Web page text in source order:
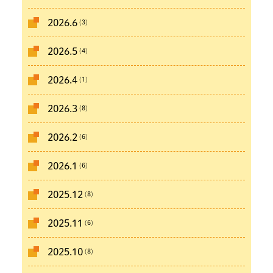
2026.6(3)
2026.5(4)
2026.4(1)
2026.3(8)
2026.2 (6)
2026.1 (6)
2025.12 (8)
2025.11 (6)
2025.10(8)